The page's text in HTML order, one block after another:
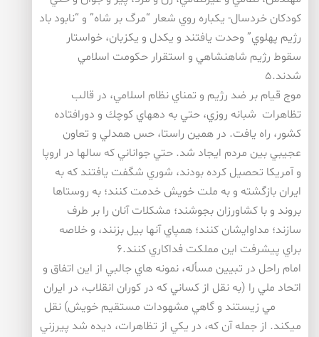
كودكان خردسال- يكباره روي شعار “مرگ بر شاه” و “نابود باد
رژيم پهلوي” وحدت يافتند و يكدل و يكزبان، خواستار
سقوط رژيم شاهنشاهي و استقرار حكومت اسلامي
شدند.۵
موج قيام بر ضد رژيم و تمناي نظام اسلامي، در قالب
تظاهرات شبانه روزي، حتي به دههاي كوچك و دورافتاده
كشور، راه يافت. در همين راستا، حس همدلي و تعاون
عجيبي بين مردم ايجاد شد. حتي جواناني كه سالها در اروپا
و آمريكا تحصيل كرده بودند، شوري شگفت يافتند كه به
ايران بازگشته و به ملت خويش خدمت كنند؛ به روستاها
بروند و با كشاورزان بجوشند؛ مشكلات آنان را بر طرف
سازند؛ مداوايشان كنند؛ همپاي آنها بيل بزنند، و خلاصه
براي پيشرفت اين مملكت فداكاري كنند.۶
امام راحل در تبيين مسأله، نمونه هاي جالبي از اين اتفاق و
اتحاد ملي را (به نقل از كساني كه در كوران انقلاب، در ايران
مي زيستند و گاهي مشهودات مستقيم خويش) نقل
ميكند. از جمله آن كه، در يكي از تظاهرات، ديده شد پيرزني